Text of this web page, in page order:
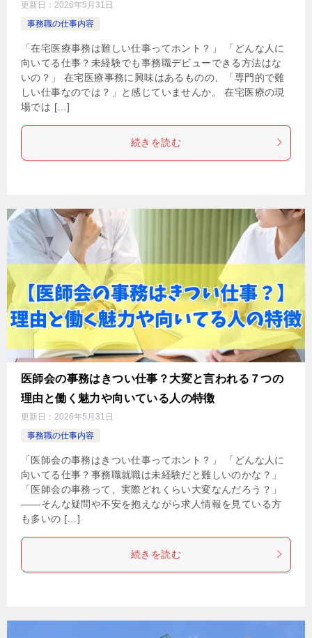
更新日： 2026年5月31日
事務職の仕事内容
「在宅医療事務は難しい仕事ってホント？」 「どんな人に
向いてる仕事？未経験でも事務職デビューできる方法はな
いの？」 在宅医療事務に興味はあるものの、「専門的で難
しい仕事なのでは？」と感じていませんか。 在宅医療の現
場では […]
続きを読む
医師会の事務はきつい仕事？大変と言われる７つの
理由と働く魅力や向いている人の特徴
更新日： 2026年5月31日
事務職の仕事内容
「医師会の事務はきつい仕事ってホント？」 「どんな人に
向いてる仕事？事務職就職は未経験だと難しいのかな？」
「医師会の事務って、実際どれくらい大変なんだろう？」
——そんな疑問や不安を抱えながら求人情報を見ている方
も多いの […]
続きを読む